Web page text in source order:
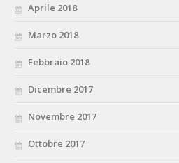
Aprile 2018
Marzo 2018
Febbraio 2018
Dicembre 2017
Novembre 2017
Ottobre 2017